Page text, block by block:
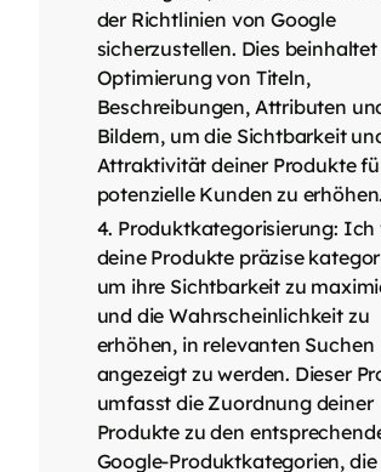
der Richtlinien von Google
sicherzustellen. Dies beinhaltet
Optimierung von Titeln,
Beschreibungen, Attributen
Bildern, um die Sichtbarkeit
Attraktivität deiner Produkte
potenzielle Kunden zu erhöhen.
Produktkategorisierung: Ich
deine Produkte präzise
um ihre Sichtbarkeit zu
und die Wahrscheinlichkeit zu
erhöhen, in relevanten Suchen
angezeigt zu werden. Dieser
umfasst die Zuordnung deiner
Produkte zu den
Google-Produktkategorien, die